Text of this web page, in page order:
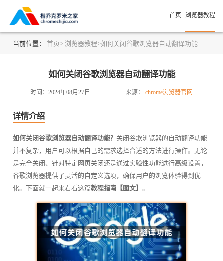
首页 浏览器教程
当前位置： 首页> 浏览器教程>如何关闭谷歌浏览器自动翻译功能
如何关闭谷歌浏览器自动翻译功能
时间：2024年08月27日 来源： chrome浏览器官网
详情介绍
如何关闭谷歌浏览器自动翻译功能？ 关闭谷歌浏览器的自动翻译功能
并不复杂，用户可以根据自己的需求选择合适的方法进行操作。无论
是完全关闭、针对特定网页关闭还是通过实验性功能进行高级设置，
谷歌浏览器提供了灵活的自定义选项，确保用户的浏览体验得到优
化。下面就一起来看看这篇教程指南【图文】 。